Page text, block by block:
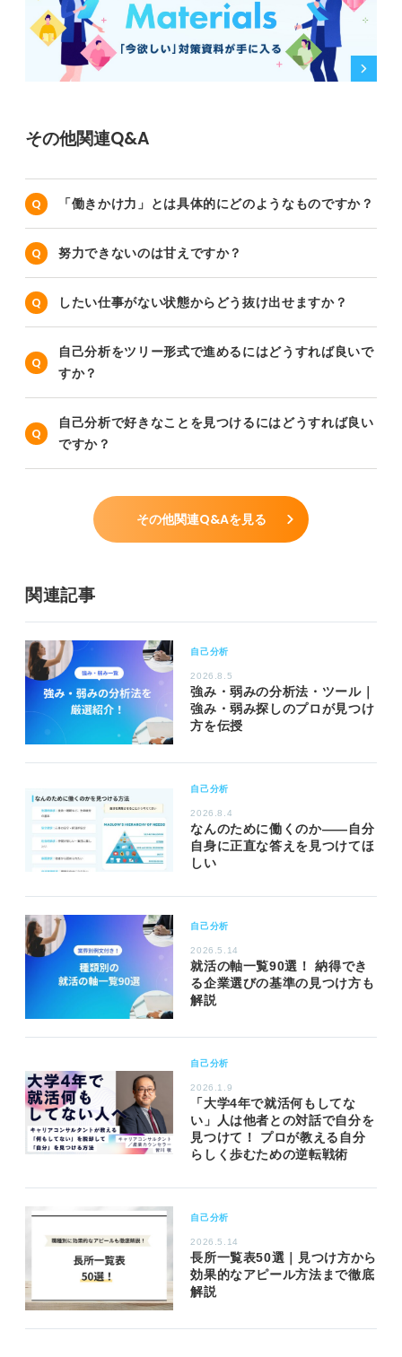
その他関連Q&A
「働きかけ力」とは具体的にどのようなものですか？
努力できないのは甘えですか？
したい仕事がない状態からどう抜け出せますか？
自己分析をツリー形式で進めるにはどうすれば良いで
すか？
自己分析で好きなことを見つけるにはどうすれば良い
ですか？
その他関連Q&Aを見る
関連記事
自己分析
2026.8.5
強み・弱みの分析法・ツール｜
強み・弱み探しのプロが見つけ
方を伝授
自己分析
2026.8.4
なんのために働くのか――自分
自身に正直な答えを見つけてほ
しい
自己分析
2026.5.14
就活の軸一覧90選！ 納得でき
る企業選びの基準の見つけ方も
解説
自己分析
2026.1.9
「大学4年で就活何もしてな
い」人は他者との対話で自分を
見つけて！ プロが教える自分
らしく歩むための逆転戦術
自己分析
2026.5.14
長所一覧表50選｜見つけ方から
効果的なアピール方法まで徹底
解説